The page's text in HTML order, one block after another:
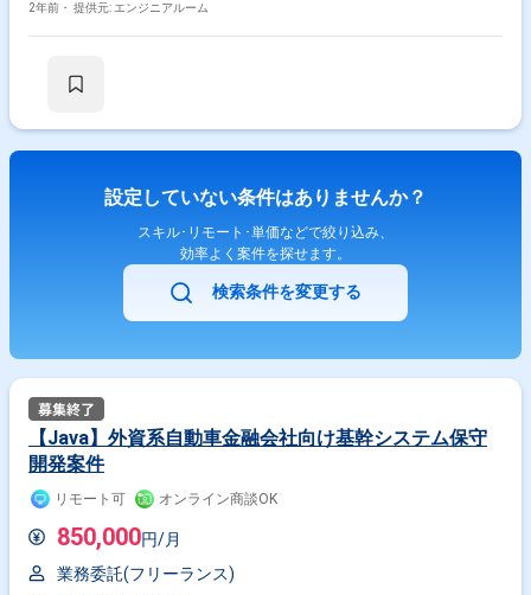
2年前・ 提供元: エンジニアルーム
設定していない条件はありませんか？
スキル･リモート･単価などで絞り込み、
効率よく案件を探せます。
検索条件を変更する
【Java】外資系自動車金融会社向け基幹システム保守
開発案件
リモート可 オンライン商談OK
850,000円/月
業務委託(フリーランス)